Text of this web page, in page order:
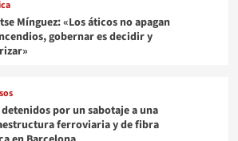
Mínguez: «Los áticos no apagan
gobernar es decidir y
detenidos por un sabotaje a una
ferroviaria y de fibra